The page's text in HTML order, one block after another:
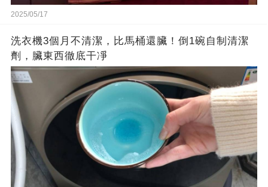
2025/05/17
洗衣機3個月不清潔，比馬桶還臟！倒1碗自制清潔
劑，臟東西徹底干凈